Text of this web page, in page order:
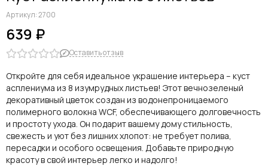
Артикул:2700
639 ₽
Оставить отзыв
Откройте для себя идеальное украшение интерьера – куст
асплениума из 8 изумрудных листьев! Этот вечнозеленый
декоративный цветок создан из водонепроницаемого
полимерного волокна WCF, обеспечивающего долговечность
и простоту ухода. Он подарит вашему дому стильность,
свежесть и уют без лишних хлопот: не требует полива,
пересадки и особого освещения. Добавьте природную
красоту в свой интерьер легко и надолго!